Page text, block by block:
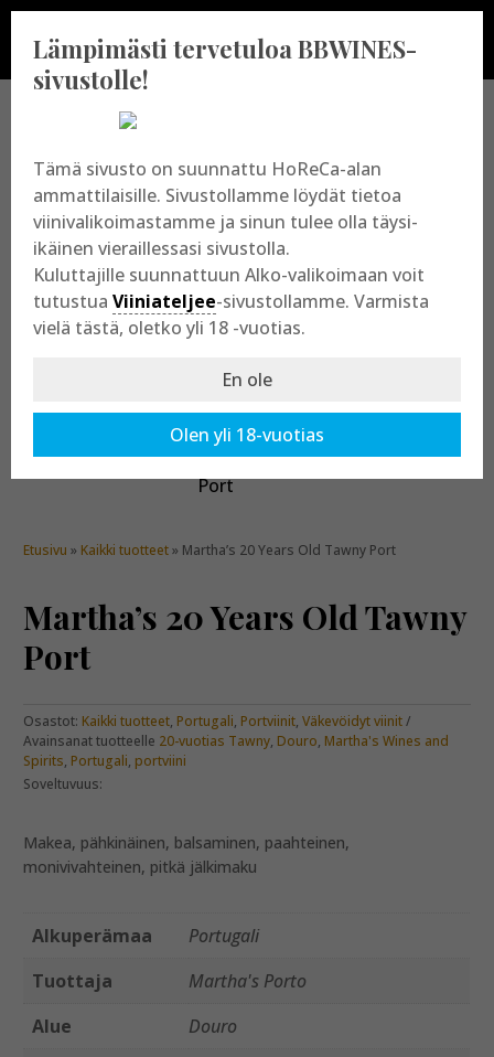
BBWINES OY
Vajossuonkatu 10
20360 Turku
y-tunnus: 2009865-8
Etusivu » Kaikki tuotteet» Martha’s 20 Years Old Tawny Port
Martha’s 20 Years Old Tawny
Port
Osastot: Kaikki tuotteet, Portugali, Portviinit,Väkevöidyt viinit
Avainsanat tuotteelle 20-vuotias Tawny, Douro, Martha's Wines and
Spirits, Portugali, portviini
Soveltuvuus:
Makea, pähkinäinen, balsaminen, paahteinen,
monivivahteinen, pitkä jälkimaku
Alkuperämaa
Portugali
Tuottaja
Martha's Porto
Alue
Douro
Lämpimästi tervetuloa BBWINES-
sivustolle!
Tämä sivusto on suunnattu HoReCa-alan
ammattilaisille. Sivustollamme löydät tietoa
viinivalikoimastamme ja sinun tulee olla täysi-
ikäinen vieraillessasi sivustolla.
Kuluttajille suunnattuun Alko-valikoimaan voit
tutustua Viiniateljee-sivustollamme. Varmista
vielä tästä, oletko yli 18 -vuotias.
En ole
Olen yli 18-vuotias